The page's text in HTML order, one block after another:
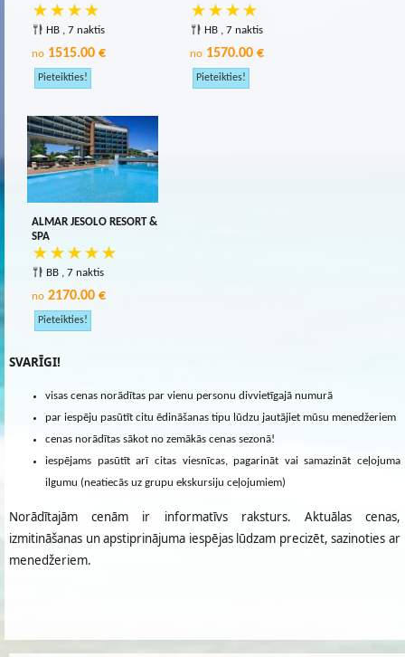
HB , 7 naktis
no 1515.00 €
HB , 7 naktis
no 1570.00 €
ALMAR JESOLO RESORT &
SPA
BB , 7 naktis
no 2170.00 €
SVARĪGI!
visas cenas norādītas par vienu personu divvietīgajā numurā
par iespēju pasūtīt citu ēdināšanas tipu lūdzu jautājiet mūsu menedžeriem
cenas norādītas sākot no zemākās cenas sezonā!
iespējams pasūtīt arī citas viesnīcas, pagarināt vai samazināt ceļojuma
ilgumu (neatiecās uz grupu ekskursiju ceļojumiem)
Norādītajām cenām ir informatīvs raksturs. Aktuālas cenas,
izmitināšanas un apstiprinājuma iespējas lūdzam precizēt, sazinoties ar
menedžeriem.